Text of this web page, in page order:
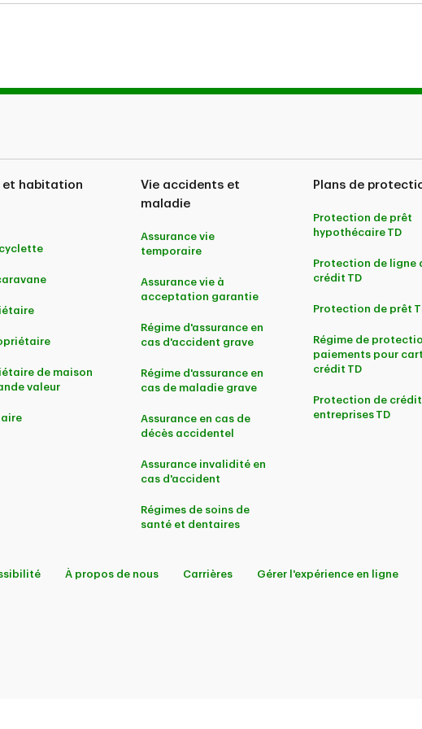
des économies sur les primes d’assurance en fonction de l’utilisation
ou de modifier le programme et/ou le rabais à notre entière
et habitation
de maison
valeur
Vie accidents et
maladie
Assurance vie
temporaire
Assurance vie à
acceptation garantie
Régime d'assurance en
cas d'accident grave
Régime d'assurance en
cas de maladie grave
Assurance en cas de
décès accidentel
Assurance invalidité en
cas d'accident
Régimes de soins de
santé et dentaires
Plans de
Protection de prêt
hypothécaire TD
Protection de ligne
crédit TD
Protection de prêt
Régime de
paiements pour
crédit TD
Protection de
entreprises TD
À propos de nous Carrières Gérer l'expérience en ligne